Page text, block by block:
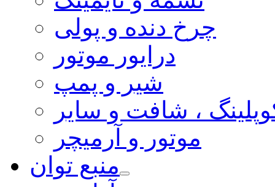
چرخ دنده و پولی
درایور موتور
شیر و پمپ
، شافت و سایر
موتور و آرمیچر
منبع توان